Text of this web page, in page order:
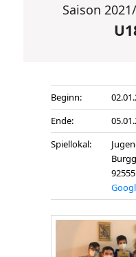
Saison
Beginn:
Ende:
Spiellokal: